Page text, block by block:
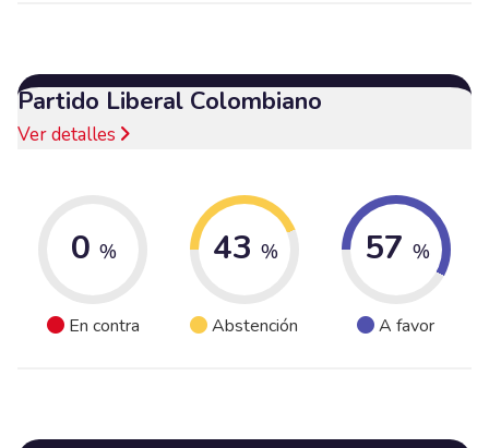
Partido Liberal Colombiano
Ver detalles
0 %
En contra
43 %
Abstención
57 %
A favor